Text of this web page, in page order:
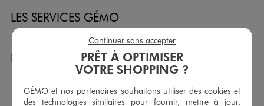
LES SERVICES GÉMO
JE PEUX CHANGER D’AVIS
Nous échangeons et vous proposons un avoir ou un
remboursement pour tout article non porté, non retouché,
sous 30 jours, sur simple présentation du ticket de caisse,
PRÊT À OPTIMISER
VOTRE SHOPPING ?
GÉMO et nos partenaires souhaitons utiliser des cookies et
des technologies similaires pour fournir, mettre à jour,
Continuer sans accepter